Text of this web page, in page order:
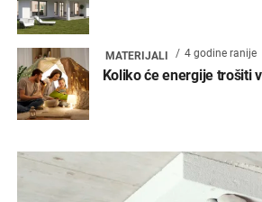
MATERIJALI 4 godine ranije
Koliko će energije trošiti